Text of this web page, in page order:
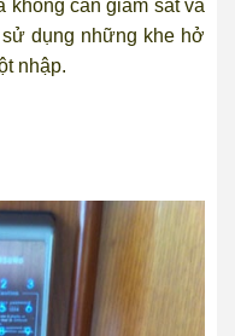
không cần giám sát và
dụng những khe hở
nhập.